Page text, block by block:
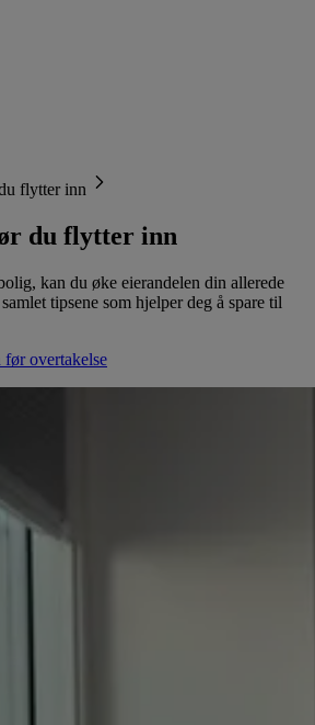
flytter inn
du flytter inn
kan du øke eierandelen din allerede
tipsene som hjelper deg å spare til
før overtakelse